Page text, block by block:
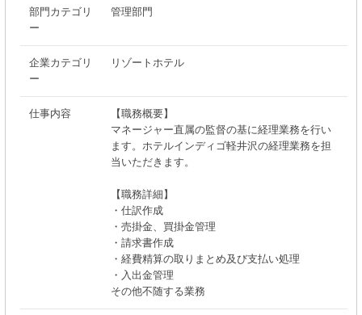
部門カテゴリ
ー
管理部門
企業カテゴリ
ー
リゾートホテル
仕事内容
【職務概要】
マネージャー直属の監督の基に経理業務を行い
ます。ホテルインディゴ軽井沢の経理業務を担
当いただきます。
【職務詳細】
・仕訳作成
・売掛金、買掛金管理
・請求書作成
・経費精算の取りまとめ及び支払い処理
・入出金管理
その他不随する業務